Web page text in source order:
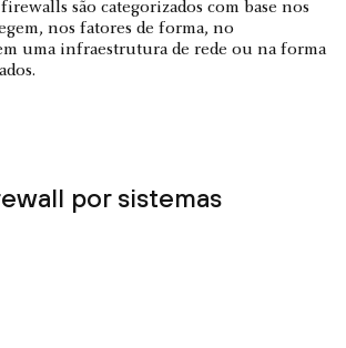
são categorizados com base nos
nos fatores de forma, no
uma infraestrutura de rede ou na forma
por sistemas